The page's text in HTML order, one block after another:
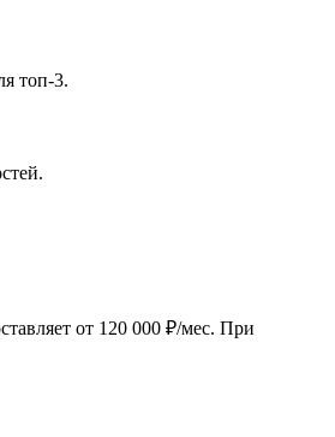
топ-3.
от 120 000 ₽/мес. При